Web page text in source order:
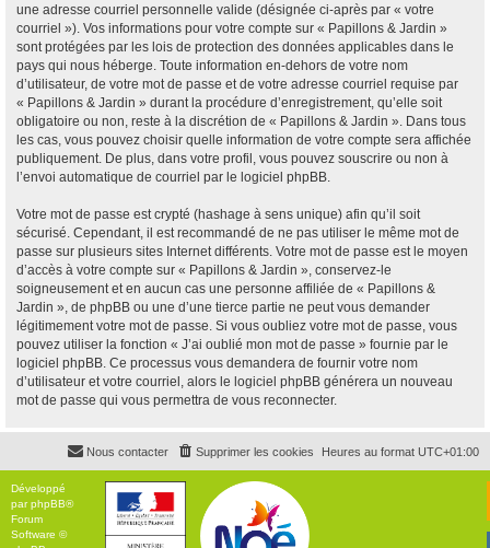
une adresse courriel personnelle valide (désignée ci-après par « votre
courriel »). Vos informations pour votre compte sur « Papillons & Jardin »
sont protégées par les lois de protection des données applicables dans le
pays qui nous héberge. Toute information en-dehors de votre nom
d’utilisateur, de votre mot de passe et de votre adresse courriel requise par
« Papillons & Jardin » durant la procédure d’enregistrement, qu’elle soit
obligatoire ou non, reste à la discrétion de « Papillons & Jardin ». Dans tous
les cas, vous pouvez choisir quelle information de votre compte sera affichée
publiquement. De plus, dans votre profil, vous pouvez souscrire ou non à
l’envoi automatique de courriel par le logiciel phpBB.
Votre mot de passe est crypté (hashage à sens unique) afin qu’il soit
sécurisé. Cependant, il est recommandé de ne pas utiliser le même mot de
passe sur plusieurs sites Internet différents. Votre mot de passe est le moyen
d’accès à votre compte sur « Papillons & Jardin », conservez-le
soigneusement et en aucun cas une personne affiliée de « Papillons &
Jardin », de phpBB ou une d’une tierce partie ne peut vous demander
légitimement votre mot de passe. Si vous oubliez votre mot de passe, vous
pouvez utiliser la fonction « J’ai oublié mon mot de passe » fournie par le
logiciel phpBB. Ce processus vous demandera de fournir votre nom
d’utilisateur et votre courriel, alors le logiciel phpBB générera un nouveau
mot de passe qui vous permettra de vous reconnecter.
Heures au format UTC+01:00
Supprimer les cookies
Nous contacter
Développé
parphpBB®
Forum
Software ©